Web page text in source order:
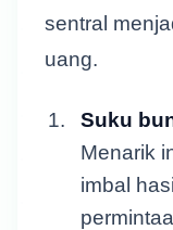
sentral
uang.
Suku
Menarik
imbal